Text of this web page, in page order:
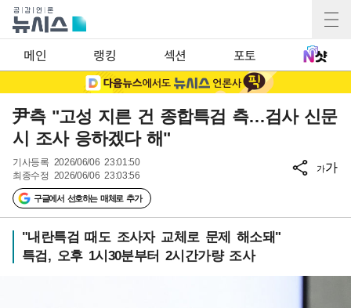
메인 랭킹 섹션 포토
尹측 "고성 지른 건 종합특검 측…검사 신문
시 조사 응하겠다 해"
기사등록 2026/06/06 23:01:50
최종수정 2026/06/06 23:03:56
구글에서 선호하는 매체로 추가
가가
"내란특검 때도 조사자 교체로 문제 해소돼"
특검, 오후 1시30분부터 2시간가량 조사